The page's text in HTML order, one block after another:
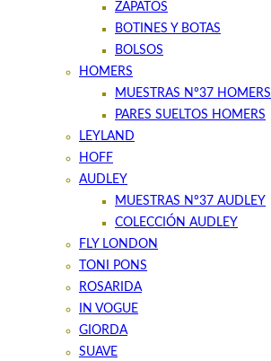
ZAPATOS
BOTINES Y BOTAS
BOLSOS
HOMERS
MUESTRAS Nº37 HOMERS
PARES SUELTOS HOMERS
LEYLAND
HOFF
AUDLEY
MUESTRAS Nº37 AUDLEY
COLECCIÓN AUDLEY
FLY LONDON
TONI PONS
ROSARIDA
IN VOGUE
GIORDA
SUAVE